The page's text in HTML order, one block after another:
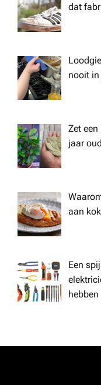
dat
nooit
Zet
jaar
aan
Een
hebben